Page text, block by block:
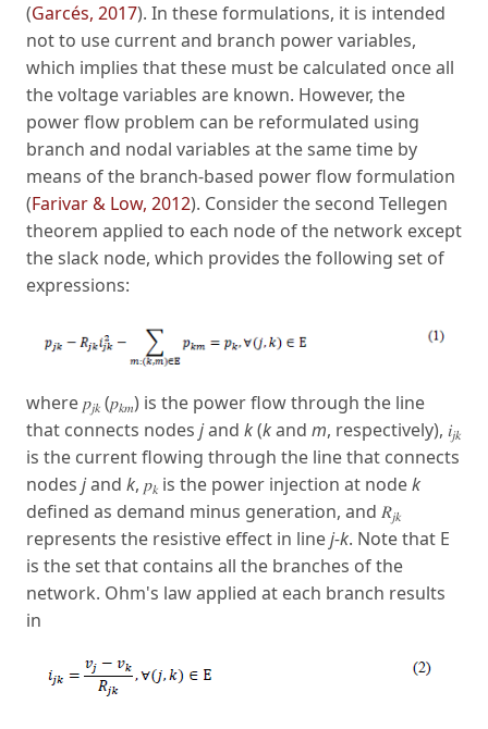
(Garcés, 2017). In these formulations, it is intended
not to use current and branch power variables,
which implies that these must be calculated once all
the voltage variables are known. However, the
power flow problem can be reformulated using
branch and nodal variables at the same time by
means of the branch-based power flow formulation
(Farivar & Low, 2012). Consider the second Tellegen
theorem applied to each node of the network except
the slack node, which provides the following set of
expressions:
where 𝑝𝑗𝑘 (𝑝𝑘𝑚) is the power flow through the line
that connects nodes jand k(kand m, respectively), 𝑖𝑗𝑘
is the current flowing through the line that connects
nodes jand k, 𝑝𝑘 is the power injection at nodek
defined as demand minus generation, and 𝑅𝑗𝑘
represents the resistive effect in linej-k. Note that Ε
is the set that contains all the branches of the
network. Ohm's law applied at each branch results
in